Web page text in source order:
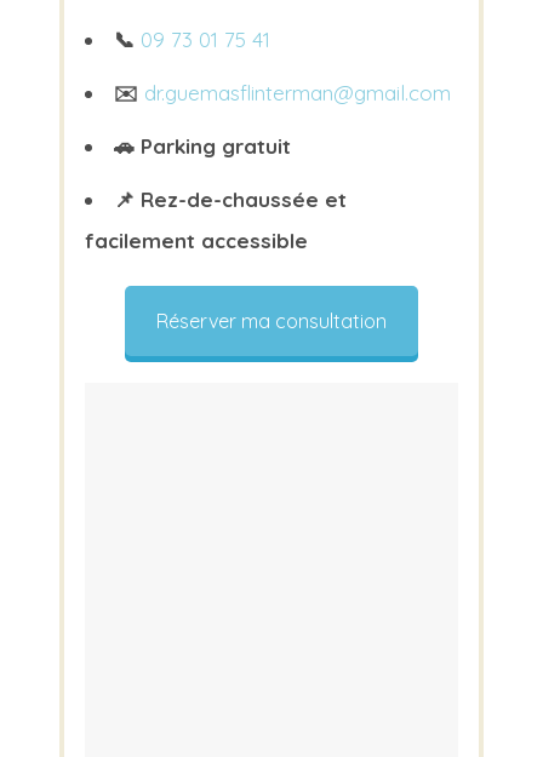
📞 09 73 01 75 41
✉️ dr.guemasflinterman@gmail.com
🚗 Parking gratuit
📌 Rez-de-chaussée et
facilement accessible
Réserver ma consultation